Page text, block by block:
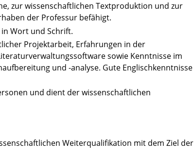
zur wissenschaftlichen Textproduktion und zur
der Professur befähigt.
Wort und Schrift.
Projektarbeit, Erfahrungen in der
sowie Kenntnisse im
und -analyse. Gute Englischkenntnisse
und dient der wissenschaftlichen
Weiterqualifikation mit dem Ziel der